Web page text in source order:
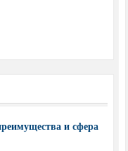
и сфера